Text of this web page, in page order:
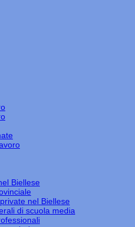
Biellese
nel Biellese
di scuola media